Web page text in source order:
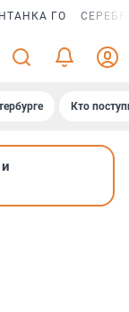
ГО
Кто